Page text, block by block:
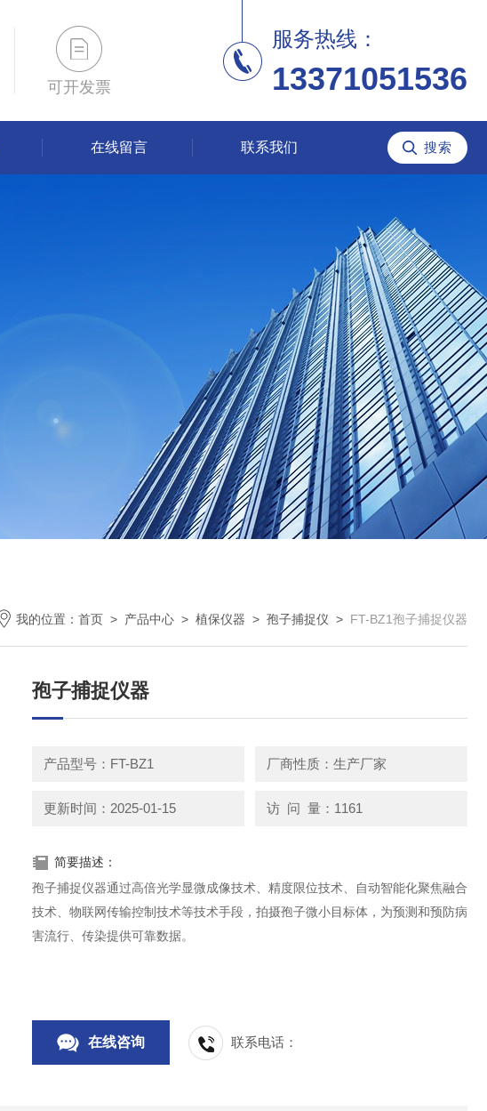
可开发票
服务热线：
13371051536
在线留言 联系我们
我的位置： 首页 > 产品中心 > 植保仪器 > 孢子捕捉仪 > FT-BZ1孢子捕捉仪器
孢子捕捉仪器
产品型号：FT-BZ1 厂商性质：生产厂家
更新时间：2025-01-15 访 问 量：1161
简要描述：
孢子捕捉仪器通过高倍光学显微成像技术、精度限位技术、自动智能化聚焦融合
技术、物联网传输控制技术等技术手段，拍摄孢子微小目标体，为预测和预防病
害流行、传染提供可靠数据。
在线咨询 联系电话：